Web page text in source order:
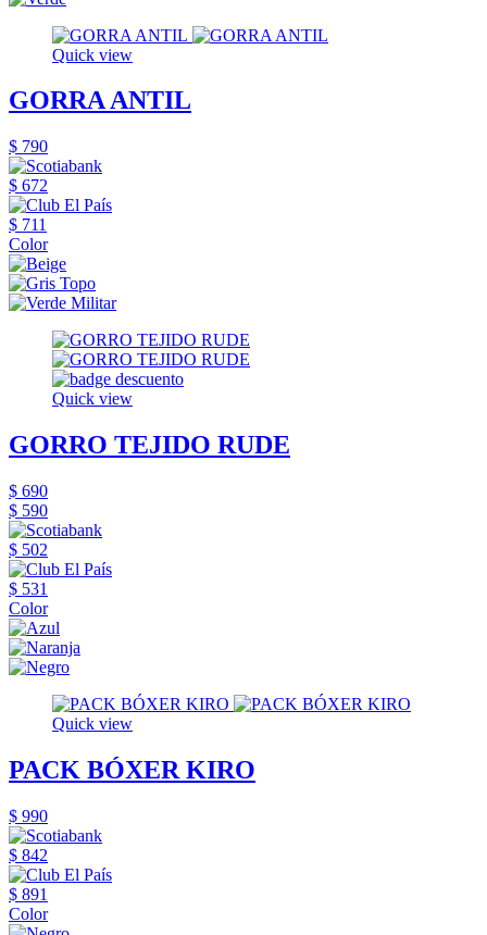
Quick view
GORRA ANTIL
$ 790
$ 672
$ 711
Color
Quick view
GORRO TEJIDO RUDE
$ 690
$ 590
$ 502
$ 531
Color
Quick view
PACK BÓXER KIRO
$ 990
$ 842
$ 891
Color